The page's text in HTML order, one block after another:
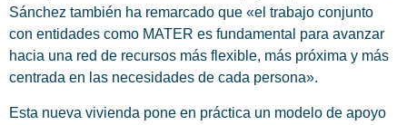
Sánchez también ha remarcado que «el trabajo conjunto
con entidades como MATER es fundamental para avanzar
hacia una red de recursos más flexible, más próxima y más
centrada en las necesidades de cada persona».
Esta nueva vivienda pone en práctica un modelo de apoyo